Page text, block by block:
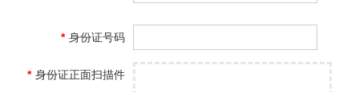
* 身份证号码
* 身份证正面扫描件